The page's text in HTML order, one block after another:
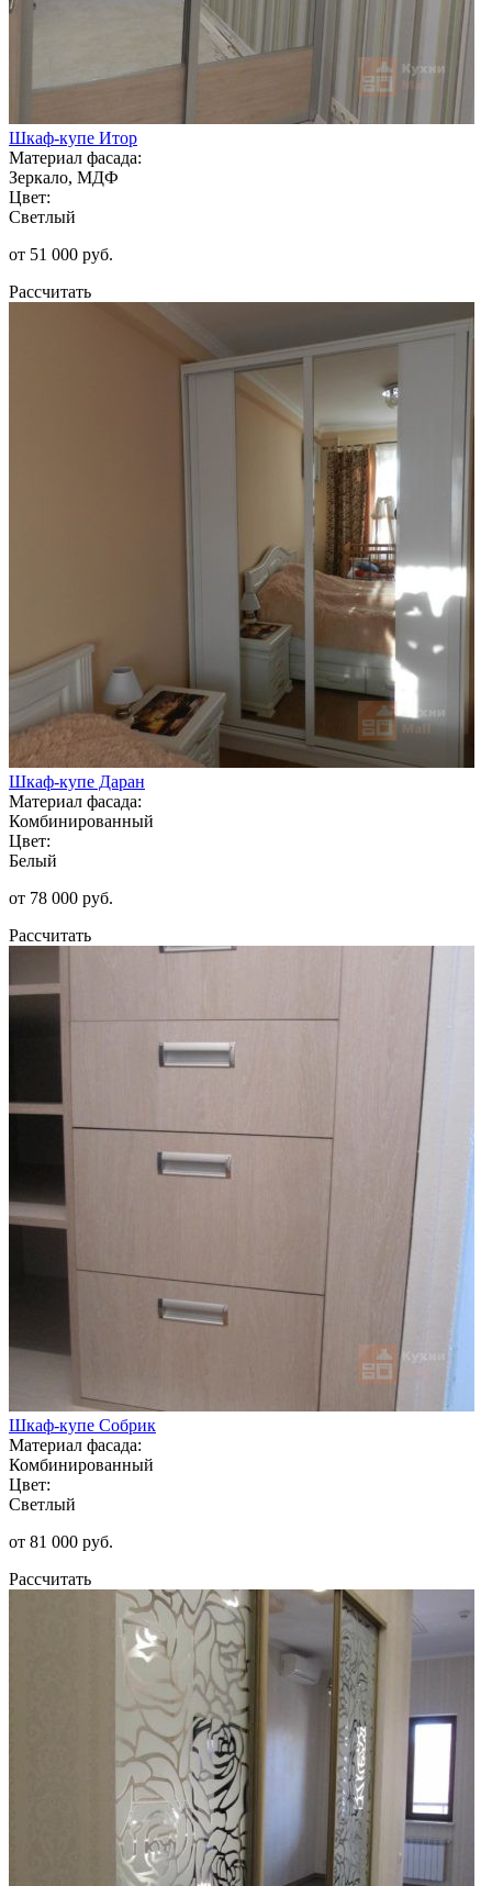
Шкаф-купе Итор
Материал фасада:
Зеркало, МДФ
Цвет:
Светлый
от 51 000 руб.
Рассчитать
Шкаф-купе Даран
Материал фасада:
Комбинированный
Цвет:
Белый
от 78 000 руб.
Рассчитать
Шкаф-купе Собрик
Материал фасада:
Комбинированный
Цвет:
Светлый
от 81 000 руб.
Рассчитать